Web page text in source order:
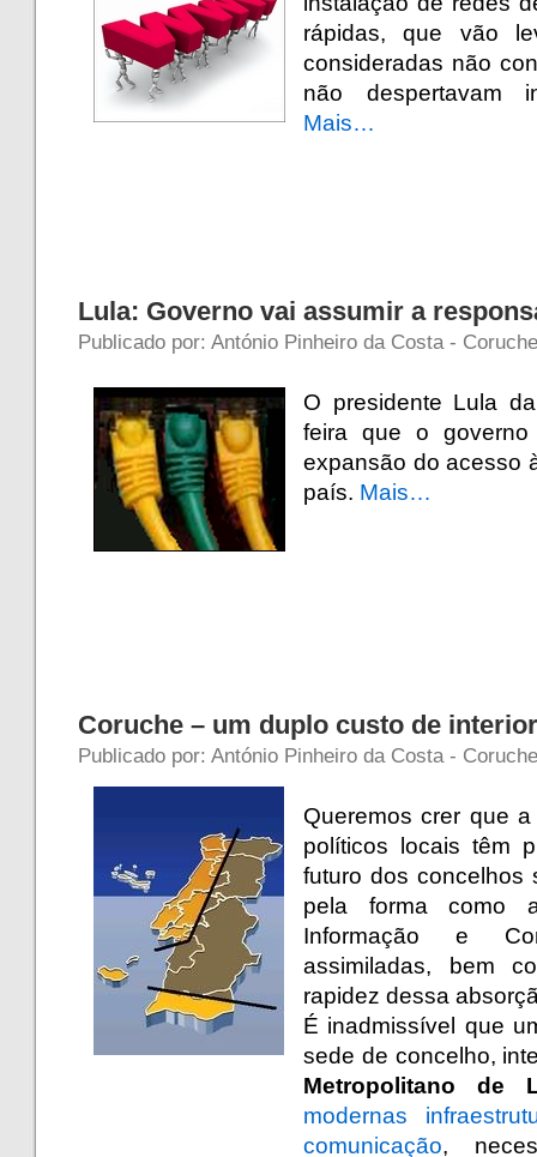
rápidas, que vão
consideradas não
não despertavam
Mais…
Lula: Governo vai assumir a
Publicado por: António Pinheiro da Costa -
O presidente Lula
feira que o
expansão do acesso
país. Mais…
Coruche – um duplo custo de
Publicado por: António Pinheiro da Costa -
Queremos crer que
políticos locais têm
futuro dos concelhos
pela forma como
Informação e
assimiladas, bem
rapidez dessa
É inadmissível que
sede de concelho,
Metropolitano de
modernas
comunicação,